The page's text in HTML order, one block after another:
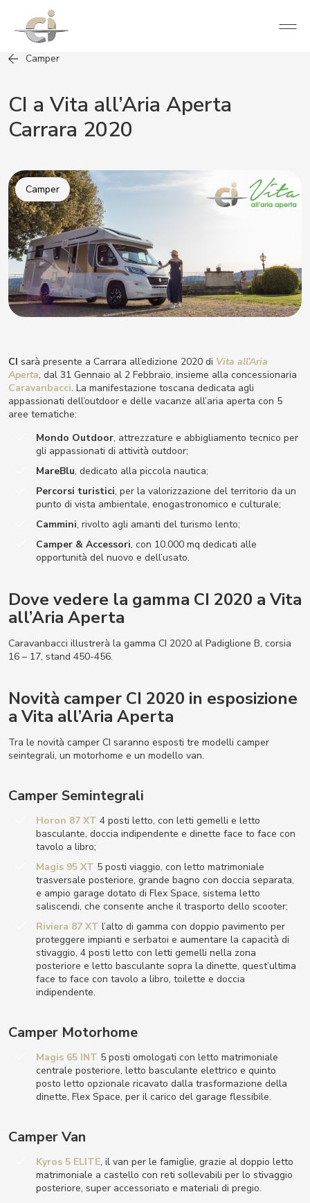
Camper
CI a Vita all’Aria Aperta
Carrara 2020
Camper
CI sarà presente a Carrara all’edizione 2020 di Vita all’Aria
Aperta, dal 31 Gennaio al 2 Febbraio, insieme alla concessionaria
Caravanbacci. La manifestazione toscana dedicata agli
appassionati dell’outdoor e delle vacanze all’aria aperta con 5
aree tematiche:
Mondo Outdoor, attrezzature e abbigliamento tecnico per
gli appassionati di attività outdoor;
MareBlu, dedicato alla piccola nautica;
Percorsi turistici, per la valorizzazione del territorio da un
punto di vista ambientale, enogastronomico e culturale;
Cammini, rivolto agli amanti del turismo lento;
Camper & Accessori, con 10.000 mq dedicati alle
opportunità del nuovo e dell’usato.
Dove vedere la gamma CI 2020 a Vita
all’Aria Aperta
Caravanbacci illustrerà la gamma CI 2020 al Padiglione B, corsia
16 – 17, stand 450-456.
Novità camper CI 2020 in esposizione
a Vita all’Aria Aperta
Tra le novità camper CI saranno esposti tre modelli camper
seintegrali, un motorhome e un modello van.
Camper Semintegrali
Horon 87 XT 4 posti letto, con letti gemelli e letto
basculante, doccia indipendente e dinette face to face con
tavolo a libro;
Magis 95 XT 5 posti viaggio, con letto matrimoniale
trasversale posteriore, grande bagno con doccia separata,
e ampio garage dotato di Flex Space, sistema letto
saliscendi, che consente anche il trasporto dello scooter;
Riviera 87 XT l’alto di gamma con doppio pavimento per
proteggere impianti e serbatoi e aumentare la capacità di
stivaggio, 4 posti letto con letti gemelli nella zona
posteriore e letto basculante sopra la dinette, quest’ultima
face to face con tavolo a libro, toilette e doccia
indipendente.
Camper Motorhome
Magis 65 INT 5 posti omologati con letto matrimoniale
centrale posteriore, letto basculante elettrico e quinto
posto letto opzionale ricavato dalla trasformazione della
dinette, Flex Space, per il carico del garage flessibile.
Camper Van
Kyros 5 ELITE, il van per le famiglie, grazie al doppio letto
matrimoniale a castello con reti sollevabili per lo stivaggio
posteriore, super accessoriato e materiali di pregio.